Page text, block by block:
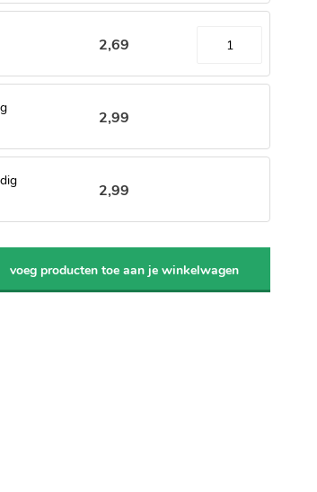
2,69
2,99
2,99
voeg producten toe aan je winkelwagen